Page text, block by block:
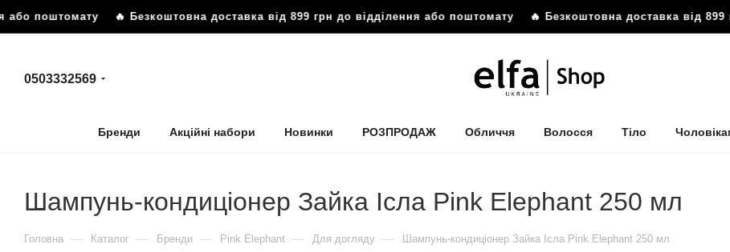
або поштомату🔥 Безкоштовна доставка від 899 грн до відділення або поштомату🔥 Безкоштовна доставка від 899
0503332569
Бренди Акційні набори Новинки РОЗПРОДАЖ Обличчя Волосся Тіло
Шампунь-кондиціонер Зайка Ісла Pink Elephant 250 мл
Головна — Каталог — Бренди — Pink Elephant — Для догляду — Шампунь-кондиціонер Зайка Ісла Pink Elephant 250 мл